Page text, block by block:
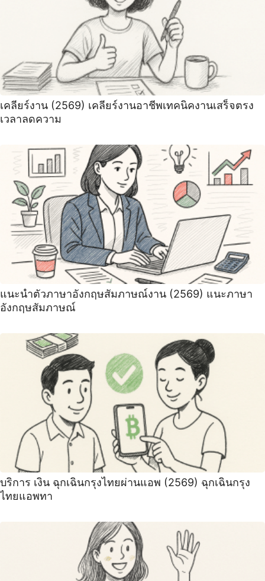
เคลียร์งาน (2569) เคลียร์งานอาชีพเทคนิคงานเสร็จตรง
เวลาลดความ
แนะนําตัวภาษาอังกฤษสัมภาษณ์งาน (2569) ‍แนะภาษา
อังกฤษสัมภาษณ์
บริการ เงิน ฉุกเฉินกรุงไทยผ่านแอพ (2569) ฉุกเฉินกรุง
ไทยแอพทา